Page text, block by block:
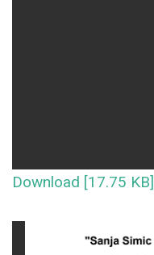
Download [17.75 KB]